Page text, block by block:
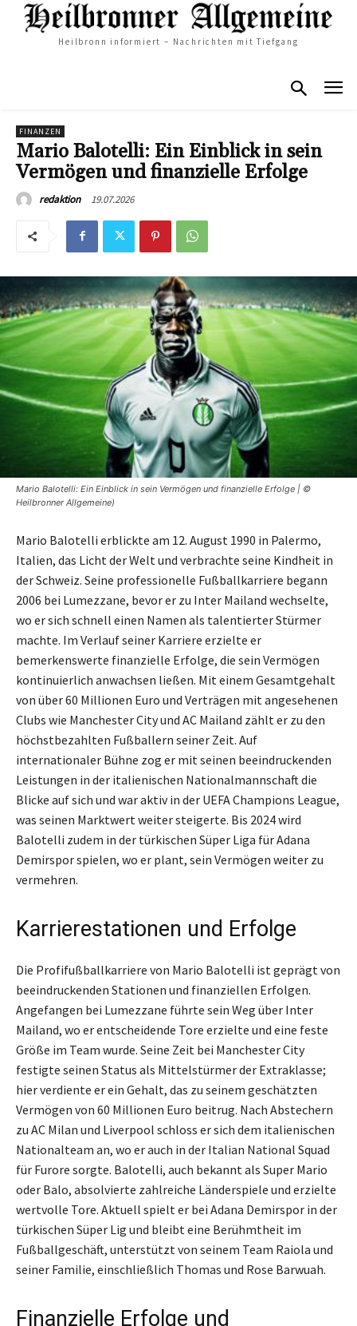
Heilbronn informiert – Nachrichten mit Tiefgang
FINANZEN
Mario Balotelli: Ein Einblick in sein
Vermögen und finanzielle Erfolge
redaktion 19.07.2026
Mario Balotelli: Ein Einblick in sein Vermögen und finanzielle Erfolge | ©
Heilbronner Allgemeine)
Mario Balotelli erblickte am 12. August 1990 in Palermo,
Italien, das Licht der Welt und verbrachte seine Kindheit in
der Schweiz. Seine professionelle Fußballkarriere begann
2006 bei Lumezzane, bevor er zu Inter Mailand wechselte,
wo er sich schnell einen Namen als talentierter Stürmer
machte. Im Verlauf seiner Karriere erzielte er
bemerkenswerte finanzielle Erfolge, die sein Vermögen
kontinuierlich anwachsen ließen. Mit einem Gesamtgehalt
von über 60 Millionen Euro und Verträgen mit angesehenen
Clubs wie Manchester City und AC Mailand zählt er zu den
höchstbezahlten Fußballern seiner Zeit. Auf
internationaler Bühne zog er mit seinen beeindruckenden
Leistungen in der italienischen Nationalmannschaft die
Blicke auf sich und war aktiv in der UEFA Champions League,
was seinen Marktwert weiter steigerte. Bis 2024 wird
Balotelli zudem in der türkischen Süper Liga für Adana
Demirspor spielen, wo er plant, sein Vermögen weiter zu
vermehren.
Karrierestationen und Erfolge
Die Profifußballkarriere von Mario Balotelli ist geprägt von
beeindruckenden Stationen und finanziellen Erfolgen.
Angefangen bei Lumezzane führte sein Weg über Inter
Mailand, wo er entscheidende Tore erzielte und eine feste
Größe im Team wurde. Seine Zeit bei Manchester City
festigte seinen Status als Mittelstürmer der Extraklasse;
hier verdiente er ein Gehalt, das zu seinem geschätzten
Vermögen von 60 Millionen Euro beitrug. Nach Abstechern
zu AC Milan und Liverpool schloss er sich dem italienischen
Nationalteam an, wo er auch in der Italian National Squad
für Furore sorgte. Balotelli, auch bekannt als Super Mario
oder Balo, absolvierte zahlreiche Länderspiele und erzielte
wertvolle Tore. Aktuell spielt er bei Adana Demirspor in der
türkischen Süper Lig und bleibt eine Berühmtheit im
Fußballgeschäft, unterstützt von seinem Team Raiola und
seiner Familie, einschließlich Thomas und Rose Barwuah.
Finanzielle Erfolge und